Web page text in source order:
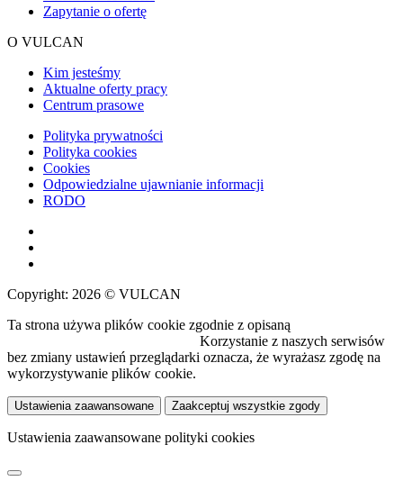
Zapytanie o ofertę
O VULCAN
Kim jesteśmy
Aktualne oferty pracy
Centrum prasowe
Polityka prywatności
Polityka cookies
Cookies
Odpowiedzialne ujawnianie informacji
RODO
Copyright: 2026 © VULCAN
Ta strona używa plików cookie zgodnie z opisaną
Korzystanie z naszych serwisów
bez zmiany ustawień przeglądarki oznacza, że wyrażasz zgodę na
wykorzystywanie plików cookie.
Ustawienia zaawansowane Zaakceptuj wszystkie zgody
Ustawienia zaawansowane polityki cookies